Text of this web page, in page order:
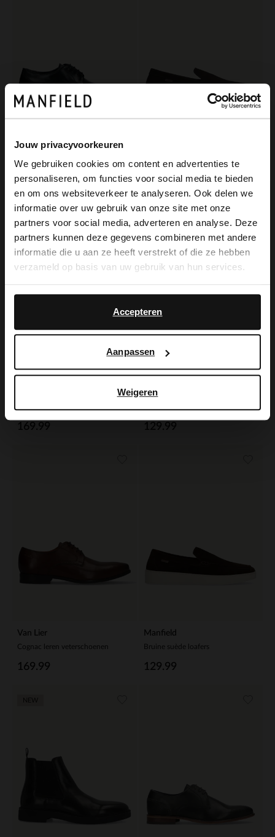
Jouw privacyvoorkeuren
We gebruiken cookies om content en advertenties te
personaliseren, om functies voor social media te bieden
en om ons websiteverkeer te analyseren. Ook delen we
informatie over uw gebruik van onze site met onze
partners voor social media, adverteren en analyse. Deze
partners kunnen deze gegevens combineren met andere
informatie die u aan ze heeft verstrekt of die ze hebben
verzameld op basis van uw gebruik van hun services.
Accepteren
Aanpassen
Weigeren
Zwarte leren veterschoenen Bruine suède loafers
169.99
Manfield
Van Lier
Cognac leren veterschoenen
169.99
Manfield
Bruine suède loafers
129.99
×
View this website in English?
It looks like your language isn't Dutch. Would
you like to switch to English?
English